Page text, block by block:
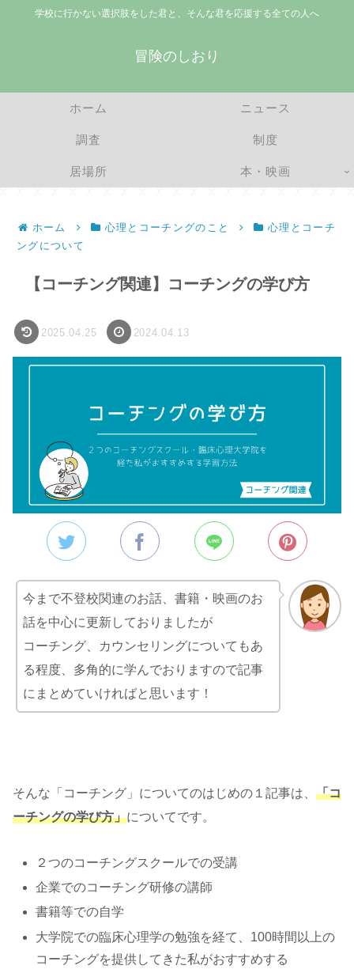
学校に行かない選択肢をした君と、そんな君を応援する全ての人へ
冒険のしおり
ホーム ニュース
調査 制度
居場所 本・映画
ホーム 心理とコーチングのこと
心理とコーチ
ングについて
【コーチング関連】コーチングの学び方
2025.04.25 2024.04.13
今まで不登校関連のお話、書籍・映画のお
話を中心に更新しておりましたが
コーチング、カウンセリングについてもあ
る程度、多角的に学んでおりますので記事
にまとめていければと思います！
そんな「コーチング」についてのはじめの１記事は、 「コ
ーチングの学び方」についてです。
２つのコーチングスクールでの受講
企業でのコーチング研修の講師
書籍等での自学
大学院での臨床心理学の勉強を経て、100時間以上の
コーチングを提供してきた私がおすすめする